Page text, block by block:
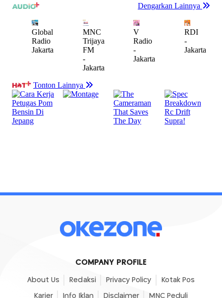
COMPANY PROFILE
About Us Redaksi Privacy Policy Kotak Pos
Karier Info Iklan Disclaimer MNC Peduli